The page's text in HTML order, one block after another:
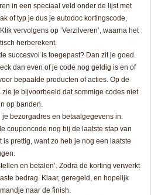
in een speciaal veld onder de lijst met
of typ je dus je autodoc kortingscode,
vervolgens op ‘Verzilveren’, waarna het
herberekent.
succesvol is toegepast? Dan zit je goed.
dan even of je code nog geldig is en of
bepaalde producten of acties. Op de
zie je bijvoorbeeld dat sommige codes niet
op banden.
je bezorgadres en betaalgegevens in.
couponcode nog bij de laatste stap van
is prettig, want zo heb je nog een laatste
en betalen’. Zodra de korting verwerkt
bedrag. Klaar, geregeld, en hopelijk
naar de finish.